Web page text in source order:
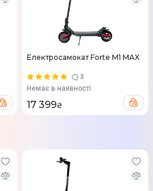
Електросамокат Forte M1 MAX
3
Немає в наявності
17 399₴